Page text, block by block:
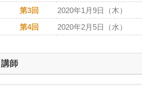
第3回
2020年1月9日（木）
第4回
2020年2月5日（水）
講師